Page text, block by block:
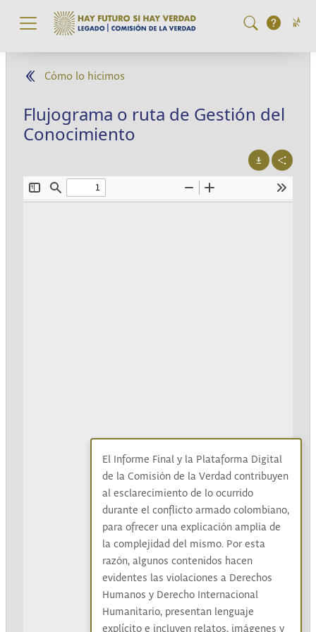
Pasar al contenido principal
Cómo lo hicimos
Flujograma o ruta de Gestión del
Conocimiento
El Informe Final y la Plataforma Digital
de la Comisión de la Verdad contribuyen
al esclarecimiento de lo ocurrido
durante el conflicto armado colombiano,
para ofrecer una explicación amplia de
la complejidad del mismo. Por esta
razón, algunos contenidos hacen
evidentes las violaciones a Derechos
Humanos y Derecho Internacional
Humanitario, presentan lenguaje
explícito e incluyen relatos, imágenes y